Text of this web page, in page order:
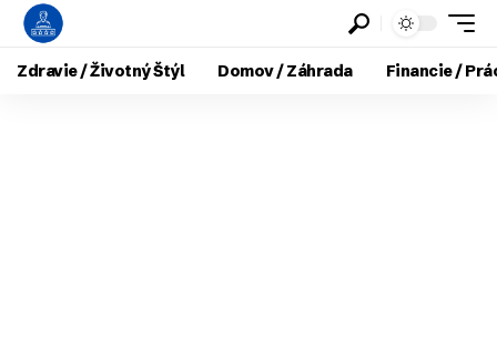
Zdravie / Životný Štýl Domov / Záhrada Financie /